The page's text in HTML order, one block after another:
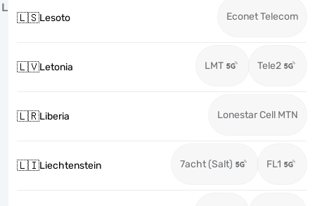
L
🇱🇸Lesoto Econet Telecom
🇱🇻Letonia LMT Tele2
🇱🇷Liberia Lonestar Cell MTN
🇱🇮Liechtenstein 7acht (Salt) FL1